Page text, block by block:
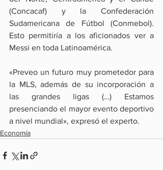
(Concacaf) y la Confederación
Sudamericana de Fútbol (Conmebol).
Esto permitiría a los aficionados ver a
Messi en toda Latinoamérica.
«Preveo un futuro muy prometedor para
la MLS, además de su incorporación a
las grandes ligas (…) Estamos
presenciando el mayor evento deportivo
a nivel mundial», expresó el experto.
Economía